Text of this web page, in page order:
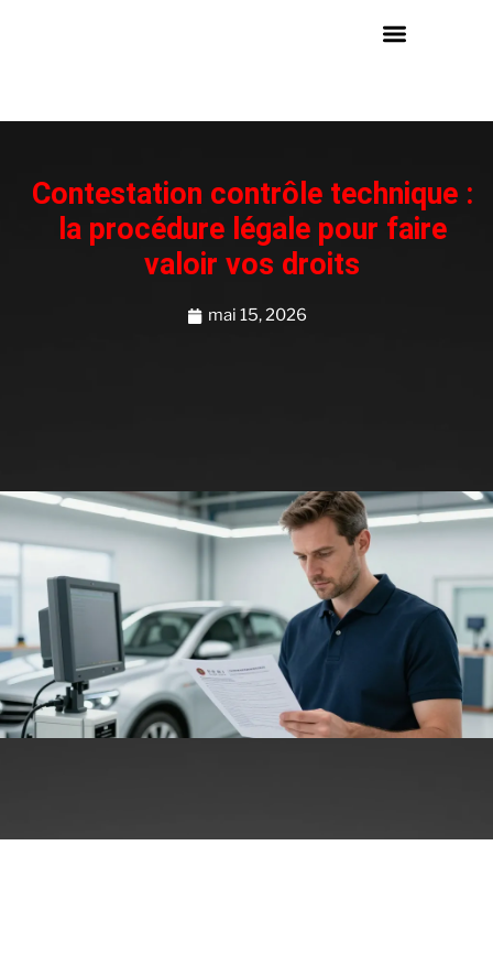
Contestation contrôle technique :
la procédure légale pour faire
valoir vos droits
mai 15, 2026